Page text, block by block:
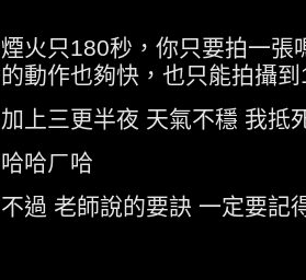
煙火只180秒，你只要拍一張
的動作也夠快，也只能拍攝
加上三更半夜 天氣不穩 我抵
哈哈ㄏ哈
不過 老師說的要訣 一定要記